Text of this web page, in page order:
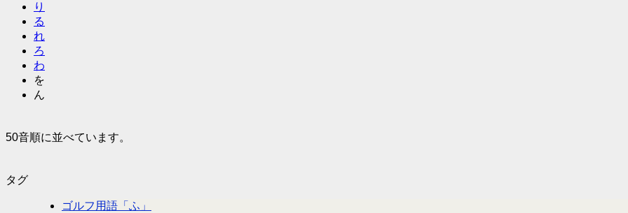
り
る
れ
ろ
わ
を
ん
50音順に並べています。
タグ
ゴルフ用語「ふ」